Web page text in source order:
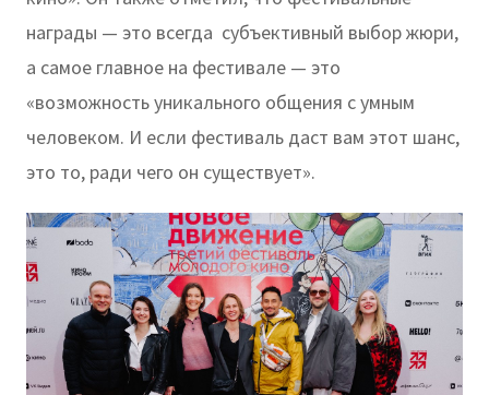
награды — это всегда субъективный выбор жюри,
а самое главное на фестивале — это
«возможность уникального общения с умным
человеком. И если фестиваль даст вам этот шанс,
это то, ради чего он существует».